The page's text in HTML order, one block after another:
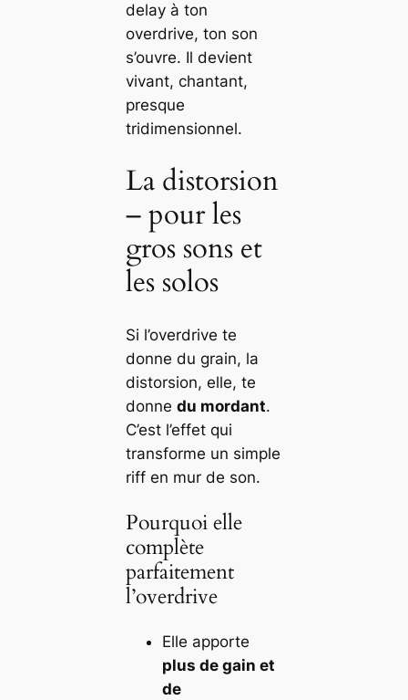
delay à ton
overdrive, ton son
s’ouvre. Il devient
vivant, chantant,
presque
tridimensionnel.
La distorsion
– pour les
gros sons et
les solos
Si l’overdrive te
donne du grain, la
distorsion, elle, te
donne du mordant.
C’est l’effet qui
transforme un simple
riff en mur de son.
Pourquoi elle
complète
parfaitement
l’overdrive
Elle apporte
plus de gain et
de